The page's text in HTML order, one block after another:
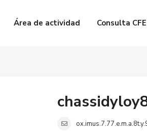
Área de actividad Consulta CFE